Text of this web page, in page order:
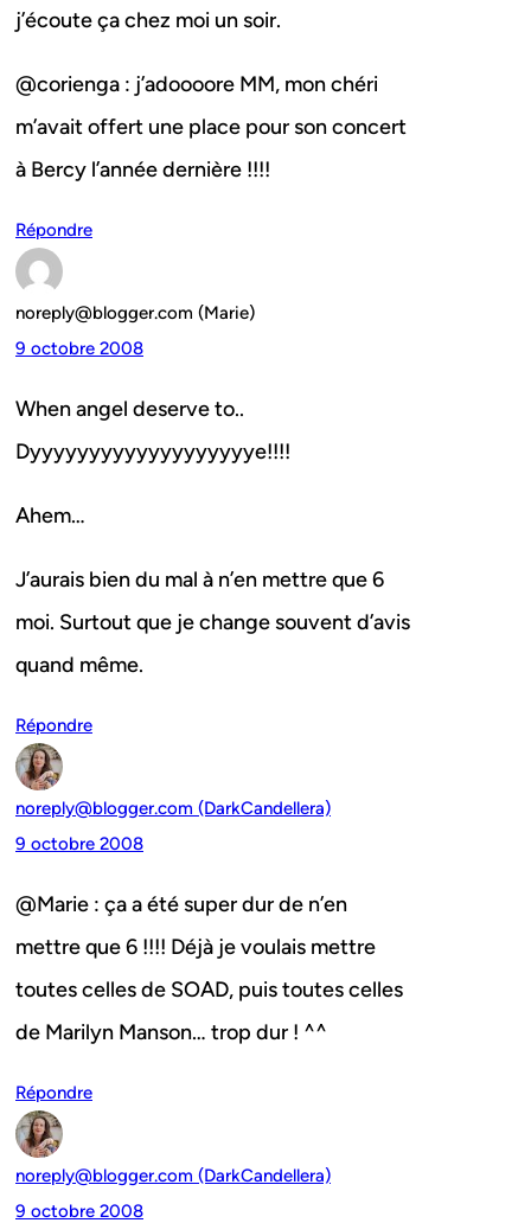
j’écoute ça chez moi un soir.
@corienga : j’adoooore MM, mon chéri
m’avait offert une place pour son concert
à Bercy l’année dernière !!!!
Répondre
noreply@blogger.com (Marie)
9 octobre 2008
When angel deserve to..
Dyyyyyyyyyyyyyyyyyyye!!!!
Ahem…
J’aurais bien du mal à n’en mettre que 6
moi. Surtout que je change souvent d’avis
quand même.
Répondre
noreply@blogger.com (DarkCandellera)
9 octobre 2008
@Marie : ça a été super dur de n’en
mettre que 6 !!!! Déjà je voulais mettre
toutes celles de SOAD, puis toutes celles
de Marilyn Manson… trop dur ! ^^
Répondre
noreply@blogger.com (DarkCandellera)
9 octobre 2008